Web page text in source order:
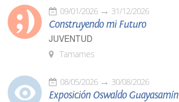
09/01/2026 31/12/2026
Construyendo mi Futuro
JUVENTUD
Tamames
08/05/2026 30/08/2026
Exposición Oswaldo Guayasamín